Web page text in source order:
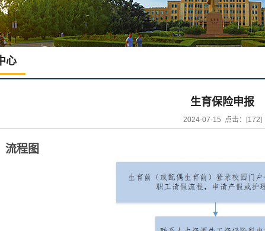
心
生育保险申报
2024-07-15 点击：[172]
流程图